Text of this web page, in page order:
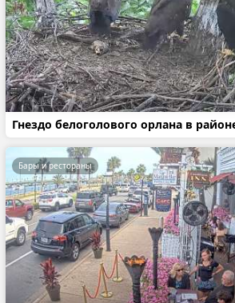
Гнездо белоголового орлана в
Бары и рестораны